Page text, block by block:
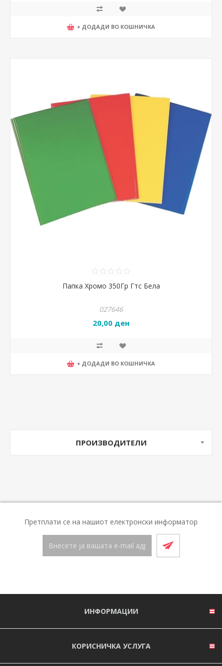
+ ДОДАДИ ВО КОШНИЧКА
Папка Хромо 350Гр Гтс Бела
027646
20,00 ден
+ ДОДАДИ ВО КОШНИЧКА
ПРОИЗВОДИТЕЛИ
Претплати се на нашиот електронски информатор
ИНФОРМАЦИИ
КОРИСНИЧКА УСЛУГА